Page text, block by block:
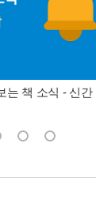
는 책 소식 - 신간